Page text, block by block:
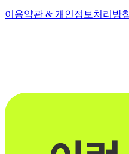
이용약관 & 개인정보처리방